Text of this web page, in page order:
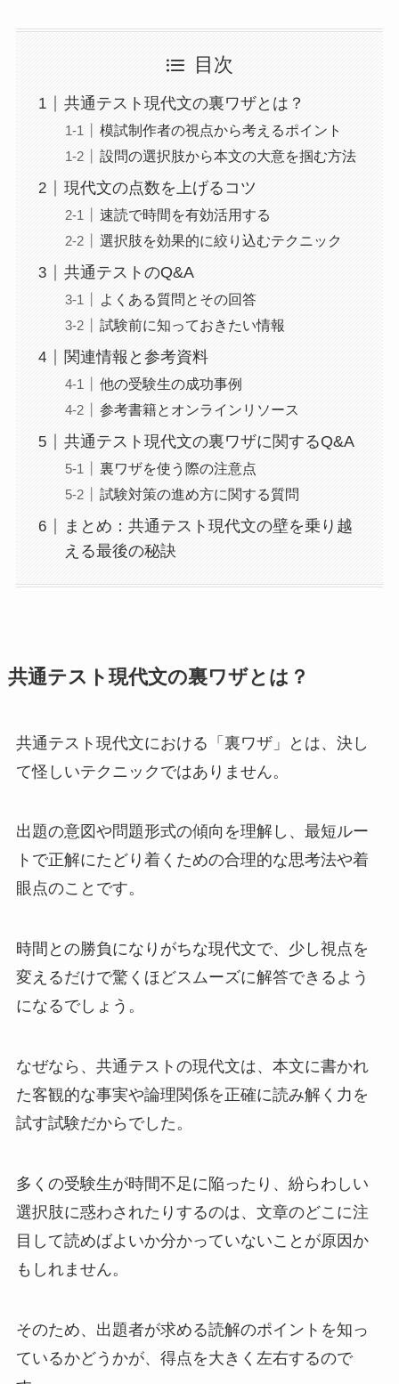
目次
共通テスト現代文の裏ワザとは？
模試制作者の視点から考えるポイント
設問の選択肢から本文の大意を掴む方法
現代文の点数を上げるコツ
速読で時間を有効活用する
選択肢を効果的に絞り込むテクニック
共通テストのQ&A
よくある質問とその回答
試験前に知っておきたい情報
関連情報と参考資料
他の受験生の成功事例
参考書籍とオンラインリソース
共通テスト現代文の裏ワザに関するQ&A
裏ワザを使う際の注意点
試験対策の進め方に関する質問
まとめ：共通テスト現代文の壁を乗り越
える最後の秘訣
共通テスト現代文の裏ワザとは？
共通テスト現代文における「裏ワザ」とは、決し
て怪しいテクニックではありません。
出題の意図や問題形式の傾向を理解し、最短ルー
トで正解にたどり着くための合理的な思考法や着
眼点のことです。
時間との勝負になりがちな現代文で、少し視点を
変えるだけで驚くほどスムーズに解答できるよう
になるでしょう。
なぜなら、共通テストの現代文は、本文に書かれ
た客観的な事実や論理関係を正確に読み解く力を
試す試験だからでした。
多くの受験生が時間不足に陥ったり、紛らわしい
選択肢に惑わされたりするのは、文章のどこに注
目して読めばよいか分かっていないことが原因か
もしれません。
そのため、出題者が求める読解のポイントを知っ
ているかどうかが、得点を大きく左右するので